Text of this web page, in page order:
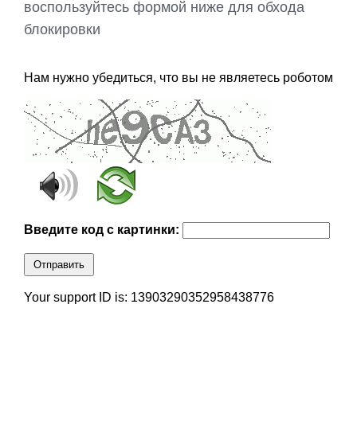
воспользуйтесь формой ниже для обхода
блокировки
Нам нужно убедиться, что вы не являетесь роботом
Введите код с картинки:
Отправить
Your support ID is: 13903290352958438776